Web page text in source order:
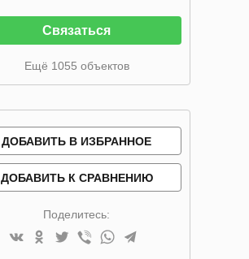
Связаться
Ещё 1055 объектов
ДОБАВИТЬ В ИЗБРАННОЕ
ДОБАВИТЬ К СРАВНЕНИЮ
Поделитесь: